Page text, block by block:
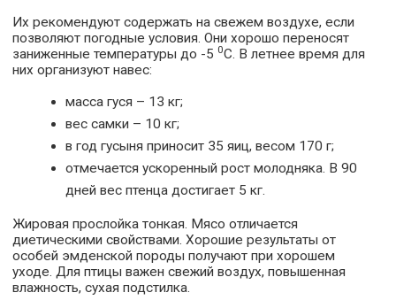
Их рекомендуют содержать на свежем воздухе, если
позволяют погодные условия. Они хорошо переносят
заниженные температуры до -5 0С. В летнее время для
них организуют навес:
масса гуся – 13 кг;
вес самки – 10 кг;
в год гусыня приносит 35 яиц, весом 170 г;
отмечается ускоренный рост молодняка. В 90
дней вес птенца достигает 5 кг.
Жировая прослойка тонкая. Мясо отличается
диетическими свойствами. Хорошие результаты от
особей эмденской породы получают при хорошем
уходе. Для птицы важен свежий воздух, повышенная
влажность, сухая подстилка.